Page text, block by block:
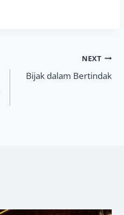
NEXT
Bijak dalam Bertindak